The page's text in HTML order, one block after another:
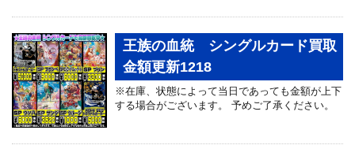
王族の血統 シングルカード買取
金額更新1218
※在庫、状態によって当日であっても金額が上下
する場合がございます。 予めご了承ください。